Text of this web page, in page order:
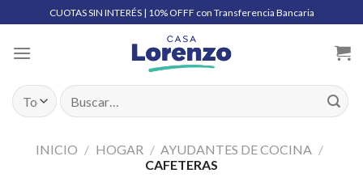
to
content
CUOTAS SIN INTERÉS | 10% OFFF con Transferencia Bancaria
Buscar
por:
INICIO / HOGAR / AYUDANTES DE COCINA /
CAFETERAS